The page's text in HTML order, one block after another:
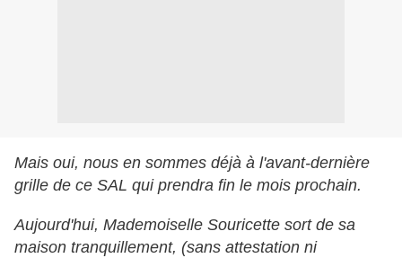
Mais oui, nous en sommes déjà à l'avant-dernière
grille de ce SAL qui prendra fin le mois prochain.
Aujourd'hui, Mademoiselle Souricette sort de sa
maison tranquillement, (sans attestation ni